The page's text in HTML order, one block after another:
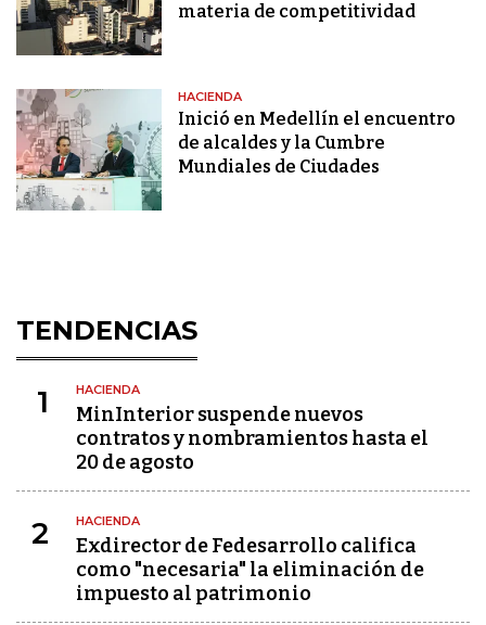
materia de competitividad
HACIENDA
Inició en Medellín el encuentro
de alcaldes y la Cumbre
Mundiales de Ciudades
TENDENCIAS
1 HACIENDA
MinInterior suspende nuevos
contratos y nombramientos hasta el
20 de agosto
2 HACIENDA
Exdirector de Fedesarrollo califica
como "necesaria" la eliminación de
impuesto al patrimonio